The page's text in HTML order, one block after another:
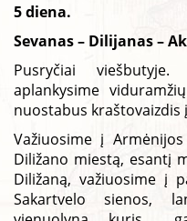
5 diena.
Sevanas – Dilijanas –
Pusryčiai
aplankysime
nuostabus kraštovaizdis
Važiuosime į
Diližano miestą, esantį
Diližaną, važiuosime į
Sakartvelo sienos,